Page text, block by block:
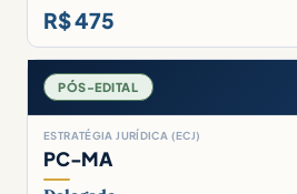
R$ 475
PÓS-EDITAL
ESTRATÉGIA JURÍDICA (ECJ)
PC-MA